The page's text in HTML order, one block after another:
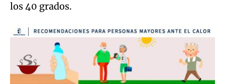
los 40 grados.